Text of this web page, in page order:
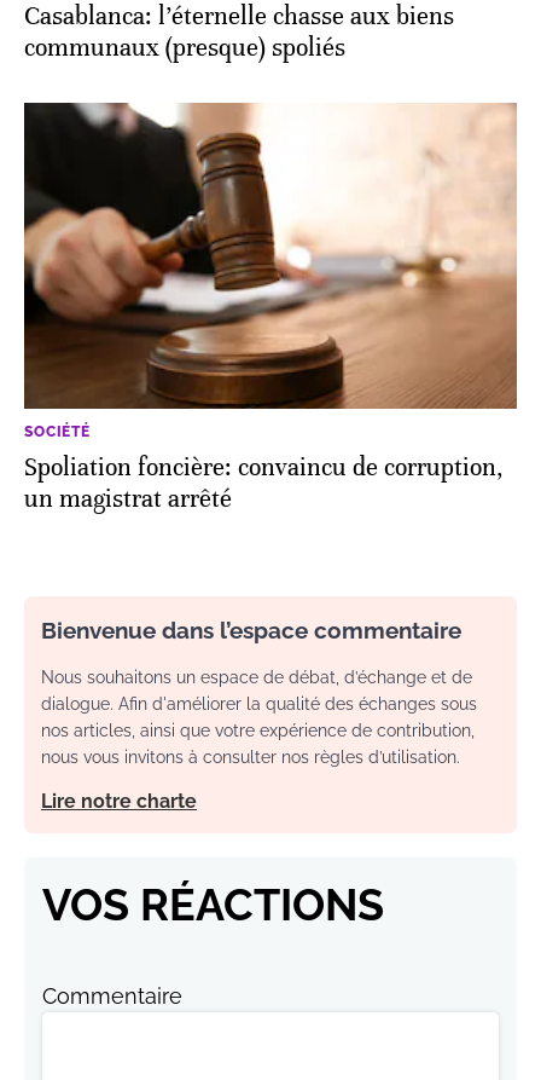
Casablanca: l’éternelle chasse aux biens
communaux (presque) spoliés
SOCIÉTÉ
Spoliation foncière: convaincu de corruption,
un magistrat arrêté
Bienvenue dans l’espace commentaire
Nous souhaitons un espace de débat, d’échange et de
dialogue. Afin d'améliorer la qualité des échanges sous
nos articles, ainsi que votre expérience de contribution,
nous vous invitons à consulter nos règles d’utilisation.
Lire notre charte
VOS RÉACTIONS
Commentaire